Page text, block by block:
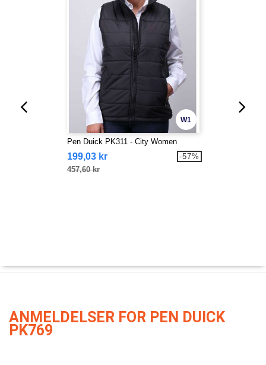
W1
Pen Duick PK311 - City Women
199,03 kr
457,60 kr
-57%
ANMELDELSER FOR PEN DUICK
PK769